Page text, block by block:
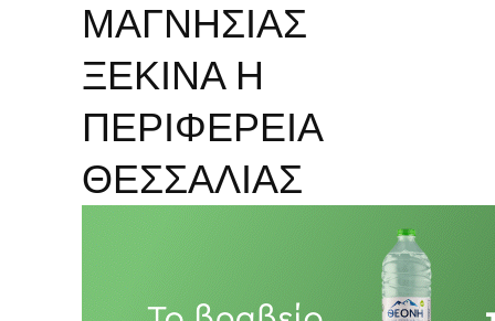
ΜΑΓΝΗΣΙΑΣ
ΞΕΚΙΝΑ Η
ΠΕΡΙΦΕΡΕΙΑ
ΘΕΣΣΑΛΙΑΣ